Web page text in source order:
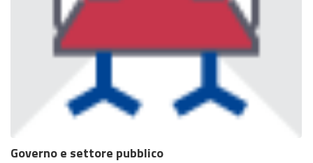
Governo e settore pubblico